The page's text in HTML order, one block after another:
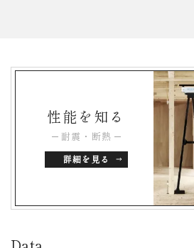
性能を知る
耐震・断熱
詳細を見る